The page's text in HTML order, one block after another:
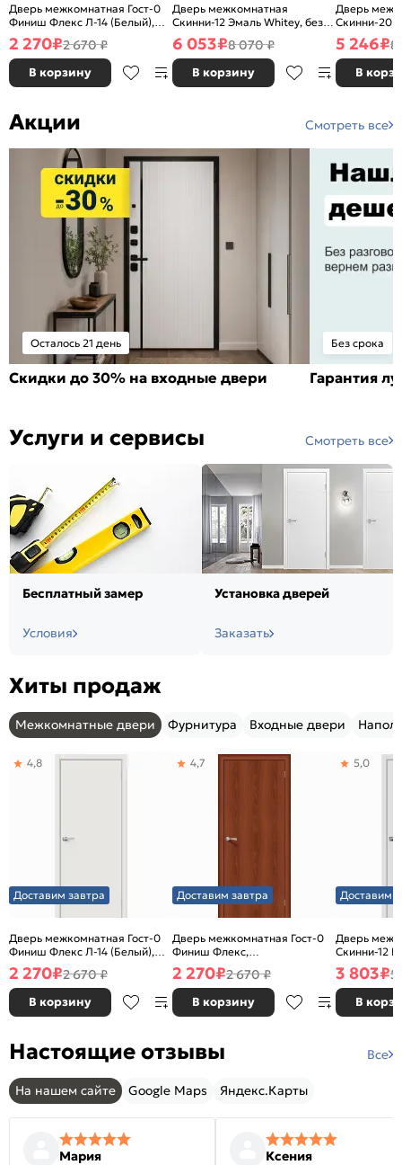
Дверь межкомнатная Гост-0
Финиш Флекс Л-14 (Белый),
глухая, каркасно-щитовая
2 270₽2 670 ₽
В корзину
Дверь межкомнатная
Скинни-12 Эмаль Whitey, без
декора, глухая, без стекла,
без кромки, скиновая
6 053₽8 070 ₽
В корзину
Дверь
Скинни-20
декора,
без кромки,
5 246₽8
В
Акции Смотреть все
Осталось 21 день
Скидки до 30% на входные двери
Без срока
Гарантия
Услуги и сервисы Смотреть все
Бесплатный замер
Условия
Установка дверей
Заказать
Хиты продаж
Межкомнатные двери Фурнитура Входные двери
Доставим завтра
Дверь межкомнатная Гост-0
Финиш Флекс Л-14 (Белый),
глухая, каркасно-щитовая
4,8
2 270₽2 670 ₽
В корзину
Доставим завтра
Дверь межкомнатная Гост-0
Финиш Флекс,
Ламинированные Л-11
(ИталОрех), глухая, каркасно-
щитовая
4,7
2 270₽2 670 ₽
В корзину
Доставим
Дверь
Скинни-12
глухая,
5,0
3 803₽5
В
Настоящие отзывы Все
На нашем сайте Google Maps Яндекс.Карты
Мария Ксения